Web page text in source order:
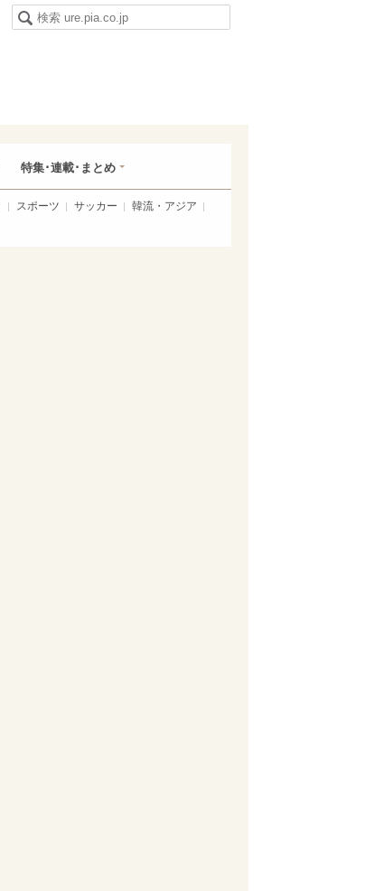
特集･連載･まとめ
スポーツ サッカー
韓流・アジア